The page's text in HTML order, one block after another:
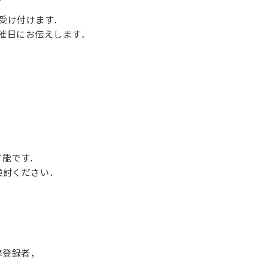
付けます．
にお伝えします．
です．
ください．
録者，